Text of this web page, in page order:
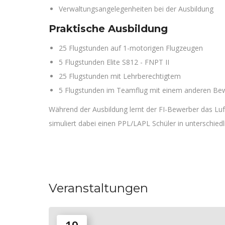
Verwaltungsangelegenheiten bei der Ausbildung
Praktische Ausbildung
25 Flugstunden auf 1-motorigen Flugzeugen
5 Flugstunden Elite S812 - FNPT II
25 Flugstunden mit Lehrberechtigtem
5 Flugstunden im Teamflug mit einem anderen
Während der Ausbildung lernt der FI-Bewerber das
simuliert dabei einen PPL/LAPL Schüler in
Veranstaltungen